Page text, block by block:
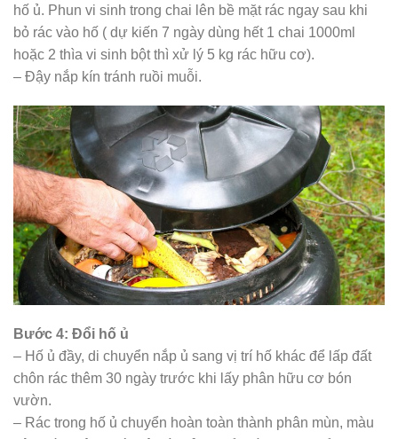
hố ủ. Phun vi sinh trong chai lên bề mặt rác ngay sau khi
bỏ rác vào hố ( dự kiến 7 ngày dùng hết 1 chai 1000ml
hoặc 2 thìa vi sinh bột thì xử lý 5 kg rác hữu cơ).
– Đậy nắp kín tránh ruồi muỗi.
Bước 4: Đổi hố ủ
– Hố ủ đầy, di chuyển nắp ủ sang vị trí hố khác để lấp đất
chôn rác thêm 30 ngày trước khi lấy phân hữu cơ bón
vườn.
– Rác trong hố ủ chuyển hoàn toàn thành phân mùn, màu